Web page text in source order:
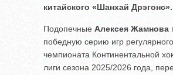
китайского «Шанхай Дрэгонс».
Подопечные Алексея Жамнова
победную серию игр регулярного
чемпионата Континентальной
лиги сезона 2025/2026 года,